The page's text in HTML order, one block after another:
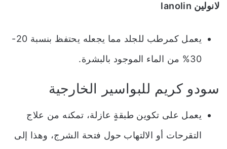
لانولين lanolin
يعمل كمرطب للجلد مما يجعله يحتفظ بنسبة 20-
30% من الماء الموجود بالبشرة.
سودو كريم للبواسير الخارجية
يعمل على تكوين طبقةٍ عازلة، تمكنه من علاج
التقرحات أو الالتهاب حول فتحة الشرج، وهذا إلى